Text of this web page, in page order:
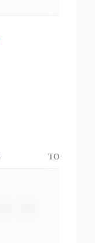
TOP3交易国